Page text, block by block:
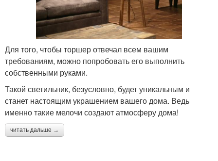
Для того, чтобы торшер отвечал всем вашим
требованиям, можно попробовать его выполнить
собственными руками.
Такой светильник, безусловно, будет уникальным и
станет настоящим украшением вашего дома. Ведь
именно такие мелочи создают атмосферу дома!
читать дальше →